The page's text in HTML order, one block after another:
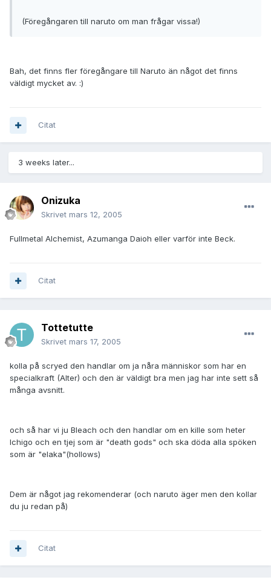
(Föregångaren till naruto om man frågar vissa!)
Bah, det finns fler föregångare till Naruto än något det finns
väldigt mycket av. :)
Citat
3 weeks later...
Onizuka
Skrivet mars 12, 2005
Fullmetal Alchemist, Azumanga Daioh eller varför inte Beck.
Citat
Tottetutte
Skrivet mars 17, 2005
kolla på scryed den handlar om ja nåra människor som har en
specialkraft (Alter) och den är väldigt bra men jag har inte sett så
många avsnitt.
och så har vi ju Bleach och den handlar om en kille som heter
Ichigo och en tjej som är "death gods" och ska döda alla spöken
som är "elaka"(hollows)
Dem är något jag rekomenderar (och naruto äger men den kollar
du ju redan på)
Citat